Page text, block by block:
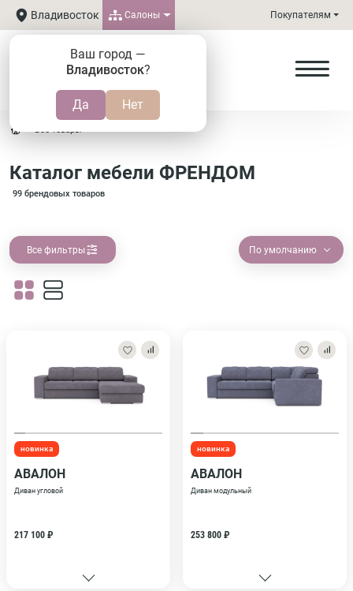
Владивосток
Ваш город —
Владивосток?
Салоны Покупателям
Все товары
Каталог мебели ФРЕНДОМ
99 брендовых товаров
Все фильтры По умолчанию
новинка
АВАЛОН
Диван угловой
217 100 ₽
новинка
АВАЛОН
Диван модульный
253 800 ₽